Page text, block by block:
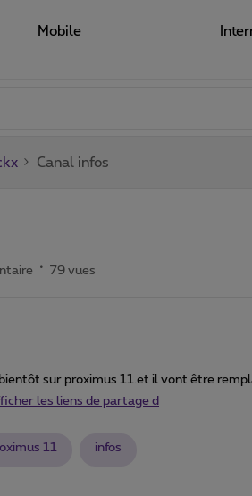
Mobile
Canal infos
79 vues
sur proximus 11.et il vont être
les liens de partage d
11 infos